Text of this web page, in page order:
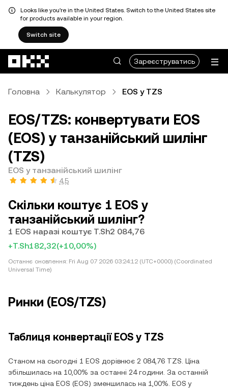
Looks like you're in the United States. Switch to the United States site
for products available in your region.
Switch site
Зареєструватись
Головна Калькулятор EOS у TZS
EOS/TZS: конвертувати EOS
(EOS) у танзанійський шилінг
(TZS)
EOS у танзанійський шилінг
4,5
Скільки коштує 1 EOS у
танзанійський шилінг?
1 EOS наразі коштує T.Sh2 084,76
+T.Sh182,32(+10,00%)
Останнє оновлення: Fri Aug 07 2026 03:24:12 (UTC+0000) (Coordinated
Universal Time)
Ринки (EOS/TZS)
Таблиця конвертації EOS у TZS
Станом на сьогодні 1 EOS дорівнює 2 084,76 TZS. Ціна
збільшилась на 10,00% за останні 24 години. За останній
тиждень ціна EOS (EOS) зменшилась на 1,00%. EOS у